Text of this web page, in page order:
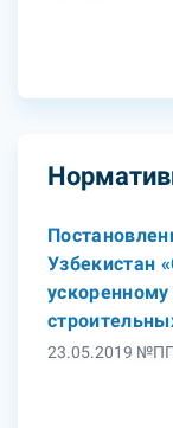
Узбекистан
23.05.2019